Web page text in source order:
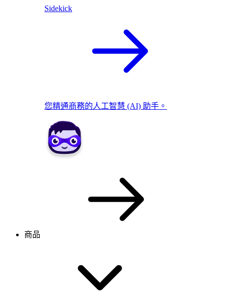
Sidekick
您精通商務的人工智慧 (AI) 助手。
商品